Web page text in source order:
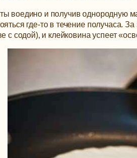
воедино и получив однородную
где-то в течение получаса.
с содой), и клейковина успеет